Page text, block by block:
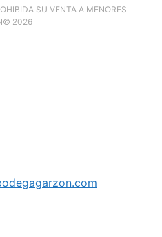
SU VENTA A MENORES
© 2026